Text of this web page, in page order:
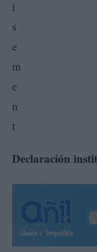
Declaración